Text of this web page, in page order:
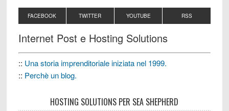
FACEBOOK TWITTER YOUTUBE RSS
Internet Post e Hosting Solutions
:: Una storia imprenditoriale iniziata nel 1999.
:: Perchè un blog.
HOSTING SOLUTIONS PER SEA SHEPHERD